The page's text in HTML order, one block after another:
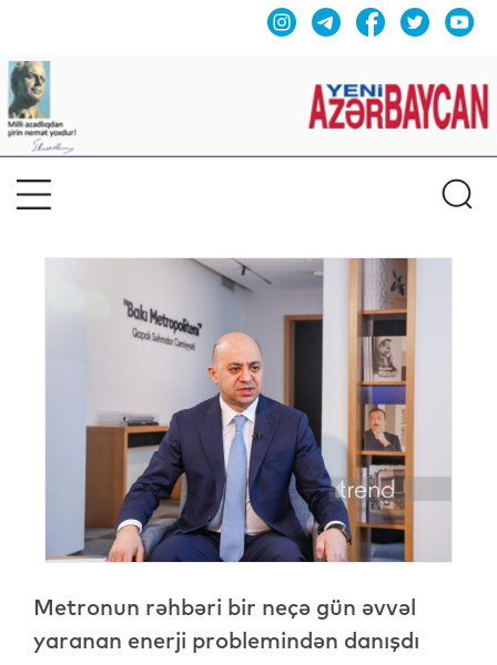
Metronun rəhbəri bir neçə gün əvvəl
yaranan enerji problemindən danışdı